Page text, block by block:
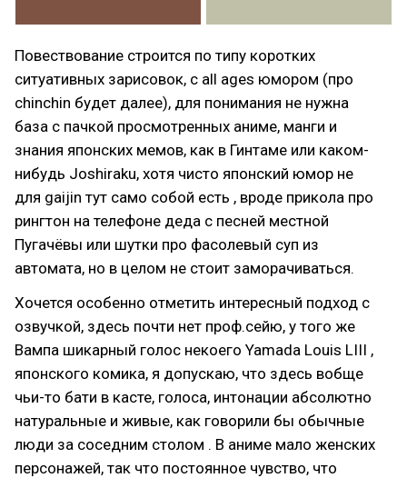
Повествование строится по типу коротких
ситуативных зарисовок, с all ages юмором (про
chinchin будет далее), для понимания не нужна
база с пачкой просмотренных аниме, манги и
знания японских мемов, как в Гинтаме или каком-
нибудь Joshiraku, хотя чисто японский юмор не
для gaijin тут само собой есть , вроде прикола про
рингтон на телефоне деда с песней местной
Пугачёвы или шутки про фасолевый суп из
автомата, но в целом не стоит заморачиваться.
Хочется особенно отметить интересный подход с
озвучкой, здесь почти нет проф.сейю, у того же
Вампа шикарный голос некоего Yamada Louis LIII ,
японского комика, я допускаю, что здесь вобще
чьи-то бати в касте, голоса, интонации абсолютно
натуральные и живые, как говорили бы обычные
люди за соседним столом . В аниме мало женских
персонажей, так что постоянное чувство, что